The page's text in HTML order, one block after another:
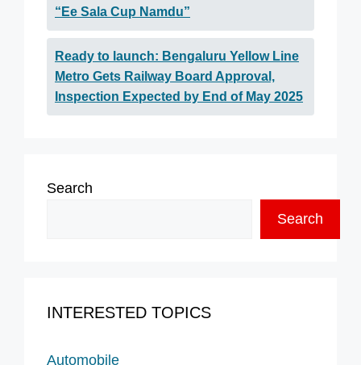
“Ee Sala Cup Namdu”
Ready to launch: Bengaluru Yellow Line
Metro Gets Railway Board Approval,
Inspection Expected by End of May 2025
Search
Search
INTERESTED TOPICS
Automobile